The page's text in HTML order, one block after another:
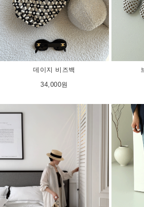
데이지 비즈백
34,000원